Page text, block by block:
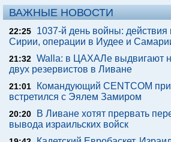
ВАЖНЫЕ НОВОСТИ
22:25
1037-й день войны: действия
Сирии, операции в Иудее и
21:32 Walla: в ЦАХАЛе выдвигают
двух резервистов в Ливане
21:01
Командующий CENTCOM
встретился с Эялем Замиром
20:20
В Ливане хотят прервать
вывода израильских войск